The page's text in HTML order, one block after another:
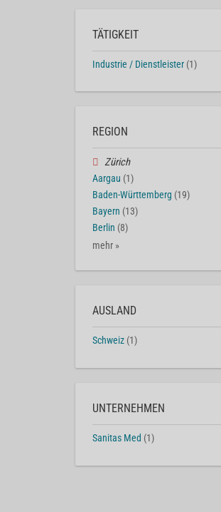
TÄTIGKEIT
Industrie / Dienstleister (1)
REGION
Zürich
Aargau (1)
Baden-Württemberg (19)
Bayern (13)
Berlin (8)
mehr »
AUSLAND
Schweiz (1)
UNTERNEHMEN
Sanitas Med (1)